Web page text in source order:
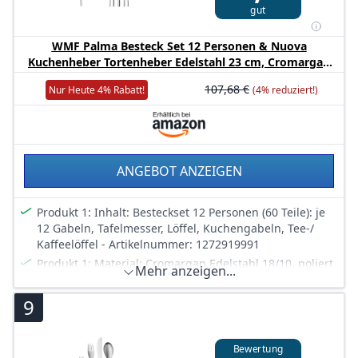
gut
WMF Palma Besteck Set 12 Personen & Nuova
Kuchenheber Tortenheber Edelstahl 23 cm, Cromargan
Edelstahl poliert, Tortenschaufel ideal auch als
Lasagneheber, Pizzaheber, spülmaschinengeeignet
Nur Heute 4% Rabatt! 107,68 € (4% reduziert!)
ANGEBOT ANZEIGEN
Produkt 1: Inhalt: Besteckset 12 Personen (60 Teile): je
12 Gabeln, Tafelmesser, Löffel, Kuchengabeln, Tee-/
Kaffeelöffel - Artikelnummer: 1272919991
Produkt 1: Material: Cromargan Edelstahl 18/10, poliert
(glänzend). Besteckteile aus Cromargan sind beständig
gegen Speisesäuren, geschmacksneutral, rostfrei und
und hat ein ausgewogenes Gewicht. Die Oberflächen
Mehr anzeigen...
9
Bewertung